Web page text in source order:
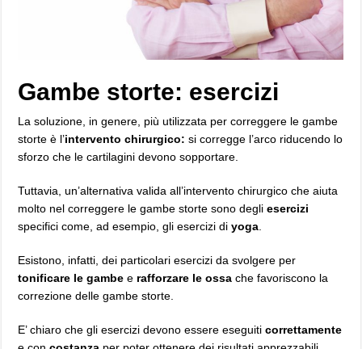
Gambe storte: esercizi
La soluzione, in genere, più utilizzata per correggere le gambe
storte è l’intervento chirurgico:si corregge l’arco riducendo lo
sforzo che le cartilagini devono sopportare.
Tuttavia, un’alternativa valida all’intervento chirurgico che aiuta
molto nel correggere le gambe storte sono degliesercizi
specifici come, ad esempio, gli esercizi diyoga.
Esistono, infatti, dei particolari esercizi da svolgere per
tonificare le gambe e rafforzare le ossa che favoriscono la
correzione delle gambe storte.
E’ chiaro che gli esercizi devono essere eseguiticorrettamente